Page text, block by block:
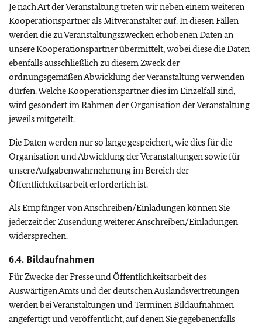
Je nach Art der Veranstaltung treten wir neben einem weiteren
Kooperationspartner als Mitveranstalter auf. In diesen Fällen
werden die zu Veranstaltungszwecken erhobenen Daten an
unsere Kooperationspartner übermittelt, wobei diese die Daten
ebenfalls ausschließlich zu diesem Zweck der
ordnungsgemäßen Abwicklung der Veranstaltung verwenden
dürfen. Welche Kooperationspartner dies im Einzelfall sind,
wird gesondert im Rahmen der Organisation der Veranstaltung
jeweils mitgeteilt.
Die Daten werden nur so lange gespeichert, wie dies für die
Organisation und Abwicklung der Veranstaltungen sowie für
unsere Aufgabenwahrnehmung im Bereich der
Öffentlichkeitsarbeit erforderlich ist.
Als Empfänger von Anschreiben/Einladungen können Sie
jederzeit der Zusendung weiterer Anschreiben/Einladungen
widersprechen.
6.4. Bildaufnahmen
Für Zwecke der Presse und Öffentlichkeitsarbeit des
Auswärtigen Amts und der deutschen Auslandsvertretungen
werden bei Veranstaltungen und Terminen Bildaufnahmen
angefertigt und veröffentlicht, auf denen Sie gegebenenfalls